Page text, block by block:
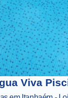
Viva